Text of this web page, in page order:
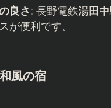
良さ : 長野電鉄湯田
が便利です。
の宿